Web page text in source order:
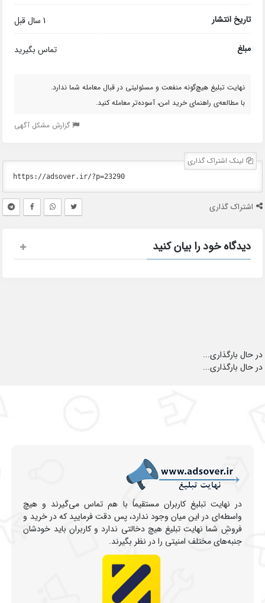
تاریخ انتشار 1 سال قبل
مبلغ تماس بگیرید
نهایت تبلیغ هیچ‌گونه منفعت و مسئولیتی در قبال معامله شما ندارد.
با مطالعه‌ی راهنمای خرید امن، آسوده‌تر معامله کنید.
گزارش مشکل آگهی
لینک اشتراک گذاری
اشتراک گذاری
دیدگاه خود را بیان کنید
در حال بارگذاری...
در حال بارگذاری...
در نهایت تبلیغ کاربران مستقیماً با هم تماس می‌گیرند و هیچ
واسطه‌ای در این میان وجود ندارد، پس دقت فرمایید که در خرید و
فروشِ شما نهایت تبلیغ هیچ دخالتی ندارد و کاربران باید خودشان
جنبه‌های مختلف امنیتی را در نظر بگیرند.